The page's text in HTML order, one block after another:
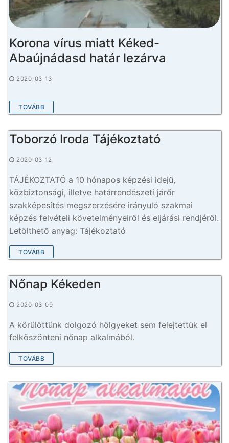
Korona vírus miatt Kéked-
Abaújnádasd határ lezárva
2020-03-13
TOVÁBB
Toborzó Iroda Tájékoztató
2020-03-12
TÁJÉKOZTATÓ a 10 hónapos képzési idejű,
közbiztonsági, illetve határrendészeti járőr
szakképesítés megszerzésére irányuló szakmai
képzés felvételi követelményeiről és eljárási rendjéről.
Letölthető anyag: Tájékoztató
TOVÁBB
Nőnap Kékeden
2020-03-09
A körülöttünk dolgozó hölgyeket sem felejtettük el
felköszönteni nőnap alkalmából.
TOVÁBB